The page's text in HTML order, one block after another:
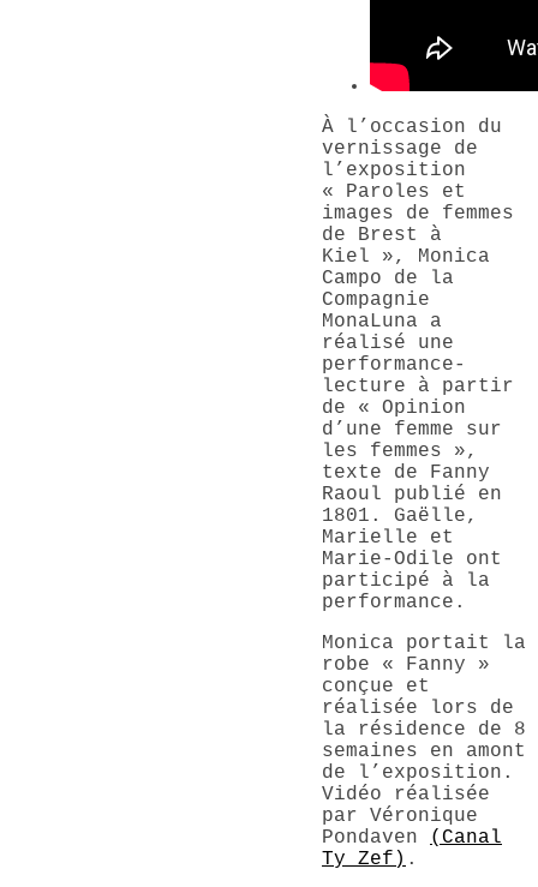
À l’occasion du
vernissage de
l’exposition
« Paroles et
images de femmes
de Brest à
Kiel », Monica
Campo de la
Compagnie
MonaLuna a
réalisé une
performance-
lecture à partir
de « Opinion
d’une femme sur
les femmes »,
texte de Fanny
Raoul publié en
1801. Gaëlle,
Marielle et
Marie-Odile ont
participé à la
performance.
Monica portait la
robe « Fanny »
conçue et
réalisée lors de
la résidence de 8
semaines en amont
de l’exposition.
Vidéo réalisée
par Véronique
Pondaven
(Canal
Ty Zef) .